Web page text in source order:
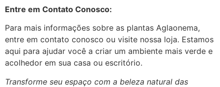
Entre em Contato Conosco:
Para mais informações sobre as plantas Aglaonema,
entre em contato conosco ou visite nossa loja. Estamos
aqui para ajudar você a criar um ambiente mais verde e
acolhedor em sua casa ou escritório.
Transforme seu espaço com a beleza natural das